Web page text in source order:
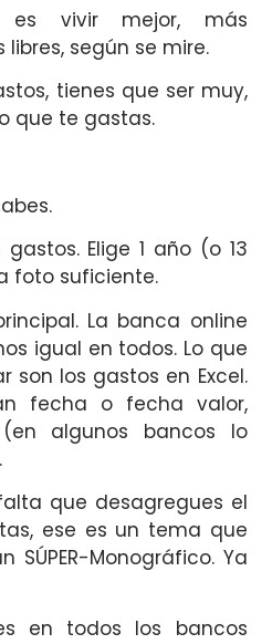
es vivir mejor, más
según se mire.
tienes que ser muy,
que te gastas.
Elige 1 año (o 13
foto suficiente.
La banca online
igual en todos. Lo que
son los gastos en Excel.
fecha o fecha valor,
algunos bancos lo
que desagregues el
ese es un tema que
Monográfico. Ya
en todos los bancos